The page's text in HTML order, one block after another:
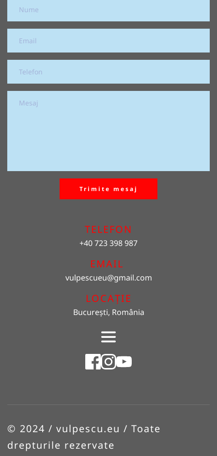
Trimite mesaj
TELEFON
+40 723 398 987
EMAIL
vulpescueu@gmail.com
LOCAȚIE
București, România
© 2024 / vulpescu.eu / Toate
drepturile rezervate